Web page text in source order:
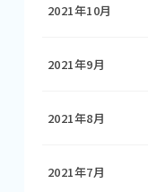
2021年10月
2021年9月
2021年8月
2021年7月